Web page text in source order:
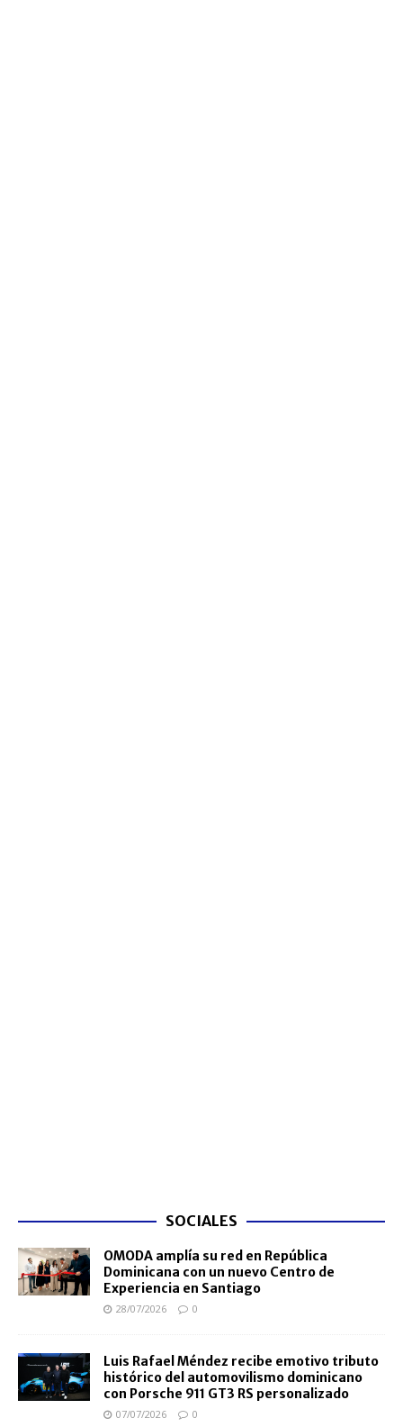
SOCIALES
OMODA amplía su red en República
Dominicana con un nuevo Centro de
Experiencia en Santiago
28/07/2026 0
Luis Rafael Méndez recibe emotivo tributo
histórico del automovilismo dominicano
con Porsche 911 GT3 RS personalizado
07/07/2026 0